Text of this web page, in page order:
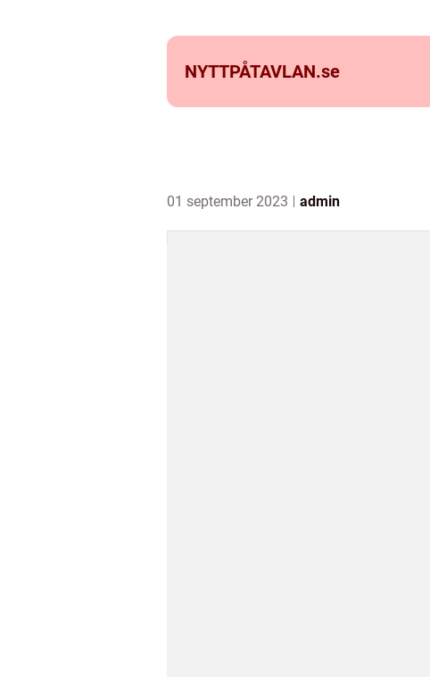
NYTTPÅTAVLAN.se
01 september 2023 admin